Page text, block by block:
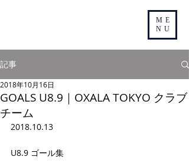
ME
NU
記事
GOALS U8.9｜OXALA TOKYO クラブ
チーム
2018年10月16日
2018.10.13
U8.9 ゴール集